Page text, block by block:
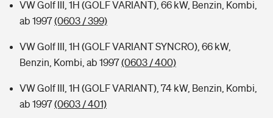
VW Golf III, 1H (GOLF VARIANT), 66 kW, Benzin, Kombi,
ab 1997(0603 / 399)
VW Golf III, 1H (GOLF VARIANT SYNCRO), 66 kW,
Benzin, Kombi, ab 1997(0603 / 400)
VW Golf III, 1H (GOLF VARIANT), 74 kW, Benzin, Kombi,
ab 1997(0603 / 401)